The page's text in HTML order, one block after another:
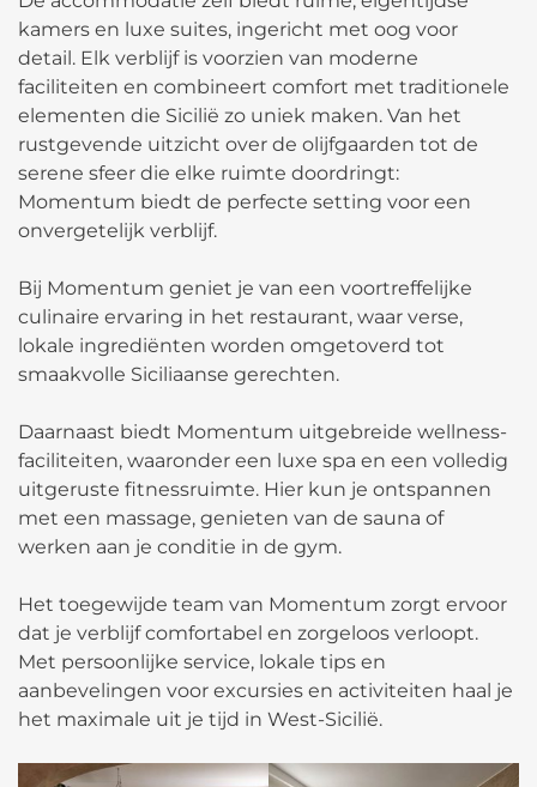
kamers en luxe suites, ingericht met oog voor
detail. Elk verblijf is voorzien van moderne
faciliteiten en combineert comfort met traditionele
elementen die Sicilië zo uniek maken. Van het
rustgevende uitzicht over de olijfgaarden tot de
serene sfeer die elke ruimte doordringt:
Momentum biedt de perfecte setting voor een
onvergetelijk verblijf.
Bij Momentum geniet je van een voortreffelijke
culinaire ervaring in het restaurant, waar verse,
lokale ingrediënten worden omgetoverd tot
smaakvolle Siciliaanse gerechten.
Daarnaast biedt Momentum uitgebreide wellness-
faciliteiten, waaronder een luxe spa en een volledig
uitgeruste fitnessruimte. Hier kun je ontspannen
met een massage, genieten van de sauna of
werken aan je conditie in de gym.
Het toegewijde team van Momentum zorgt ervoor
dat je verblijf comfortabel en zorgeloos verloopt.
Met persoonlijke service, lokale tips en
aanbevelingen voor excursies en activiteiten haal je
het maximale uit je tijd in West-Sicilië.